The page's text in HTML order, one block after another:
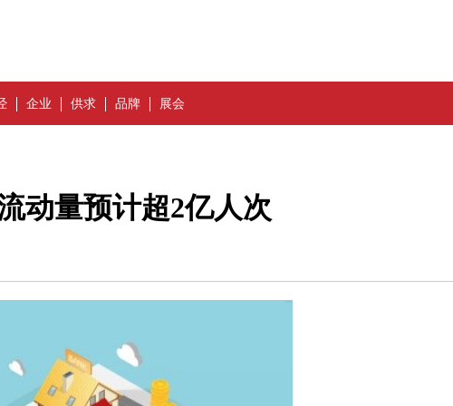
企业 供求 品牌 展会
动量预计超2亿人次